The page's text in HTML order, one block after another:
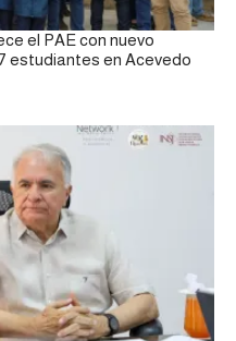
el PAE con nuevo
estudiantes en Acevedo